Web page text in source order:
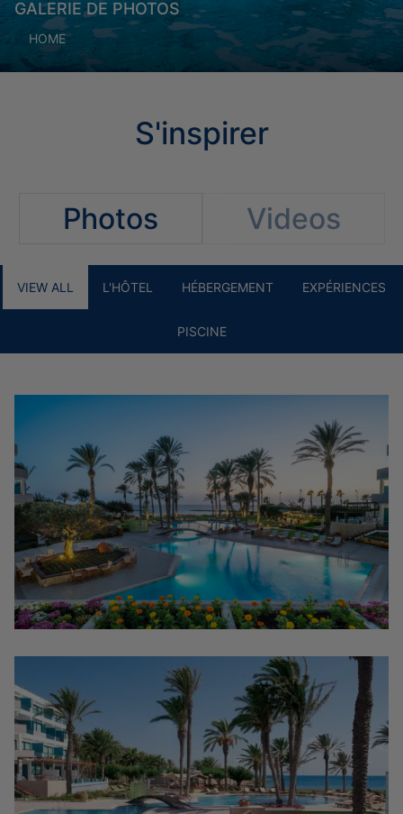
GALERIE DE PHOTOS
HOME
S'inspirer
Photos Videos
VIEW ALL L'HÔTEL HÉBERGEMENT EXPÉRIENCES
PISCINE